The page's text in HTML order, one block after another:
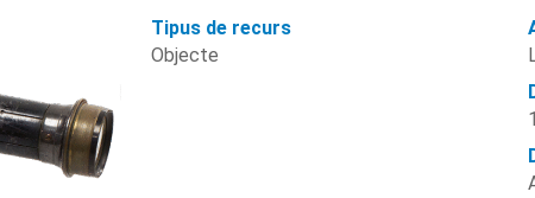
Tipus de recurs
Objecte